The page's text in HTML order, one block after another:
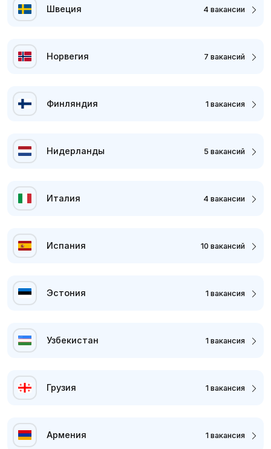
Швеция 4 вакансии
Норвегия 7 вакансий
Финляндия 1 вакансия
Нидерланды 5 вакансий
Италия 4 вакансии
Испания 10 вакансий
Эстония 1 вакансия
Узбекистан 1 вакансия
Грузия 1 вакансия
Армения 1 вакансия